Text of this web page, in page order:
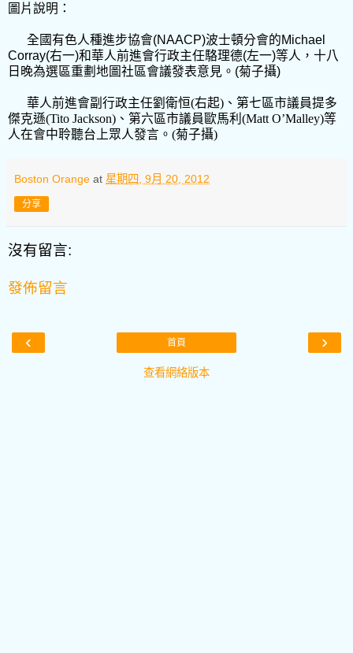
圖片說明：
全國有色人種進步協會(NAACP)波士頓分會的Michael
Corray(右一)和華人前進會行政主任駱理德(左一)等人，十八
日晚為選區重劃地圖社區會議發表意見。 (菊子攝)
華人前進會副行政主任劉衛恒(右起) 、第七區市議員提多
傑克遜(Tito Jackson) 、第六區市議員歐馬利 (Matt O’Malley)等
人在會中聆聽台上眾人發言。 (菊子攝)
Boston Orange at 星期四, 9月 20, 2012
分享
沒有留言:
發佈留言
‹ ›
首頁
查看網絡版本